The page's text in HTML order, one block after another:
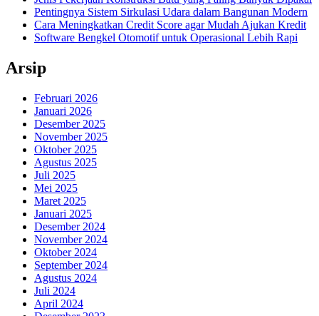
Pentingnya Sistem Sirkulasi Udara dalam Bangunan Modern
Cara Meningkatkan Credit Score agar Mudah Ajukan Kredit
Software Bengkel Otomotif untuk Operasional Lebih Rapi
Arsip
Februari 2026
Januari 2026
Desember 2025
November 2025
Oktober 2025
Agustus 2025
Juli 2025
Mei 2025
Maret 2025
Januari 2025
Desember 2024
November 2024
Oktober 2024
September 2024
Agustus 2024
Juli 2024
April 2024